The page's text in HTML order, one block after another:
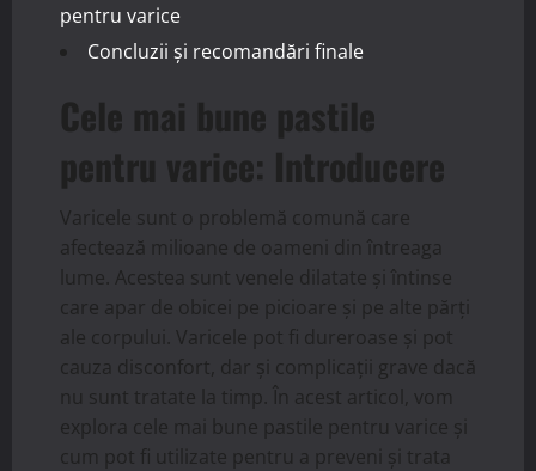
pentru varice
Concluzii și recomandări finale
Cele mai bune pastile
pentru varice: Introducere
Varicele sunt o problemă comună care
afectează milioane de oameni din întreaga
lume. Acestea sunt venele dilatate și întinse
care apar de obicei pe picioare și pe alte părți
ale corpului. Varicele pot fi dureroase și pot
cauza disconfort, dar și complicații grave dacă
nu sunt tratate la timp. În acest articol, vom
explora cele mai bune pastile pentru varice și
cum pot fi utilizate pentru a preveni și trata